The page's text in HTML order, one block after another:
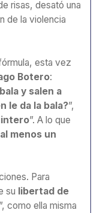
risas, desató una
de la violencia
esta vez
Botero:
y salen a
le da la bala?”,
”. A lo que
menos un
Para
su libertad de
como ella misma